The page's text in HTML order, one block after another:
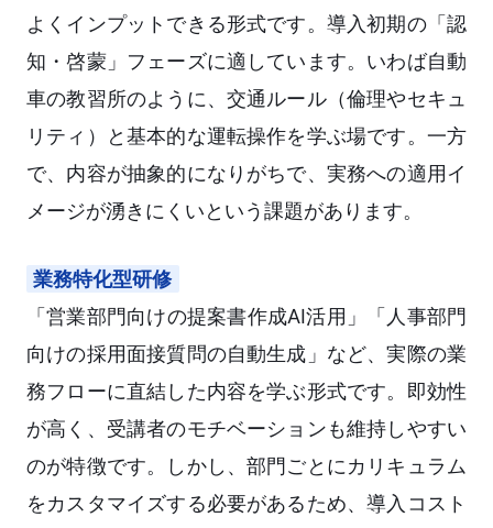
よくインプットできる形式です。導入初期の「認
知・啓蒙」フェーズに適しています。いわば自動
車の教習所のように、交通ルール（倫理やセキュ
リティ）と基本的な運転操作を学ぶ場です。一方
で、内容が抽象的になりがちで、実務への適用イ
メージが湧きにくいという課題があります。
業務特化型研修
「営業部門向けの提案書作成AI活用」「人事部門
向けの採用面接質問の自動生成」など、実際の業
務フローに直結した内容を学ぶ形式です。即効性
が高く、受講者のモチベーションも維持しやすい
のが特徴です。しかし、部門ごとにカリキュラム
をカスタマイズする必要があるため、導入コスト